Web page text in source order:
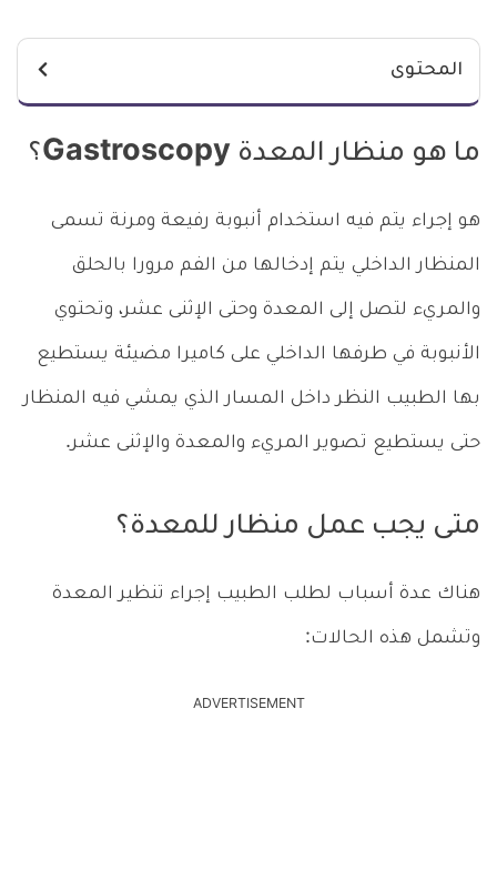
المحتوى
ما هو منظار المعدة Gastroscopy؟
هو إجراء يتم فيه استخدام أنبوبة رفيعة ومرنة تسمى
المنظار الداخلي يتم إدخالها من الفم مرورا بالحلق
والمريء لتصل إلى المعدة وحتى الإثنى عشر، وتحتوي
الأنبوبة في طرفها الداخلي على كاميرا مضيئة يستطيع
بها الطبيب النظر داخل المسار الذي يمشي فيه المنظار
حتى يستطيع تصوير المريء والمعدة والإثنى عشر.
متى يجب عمل منظار للمعدة؟
هناك عدة أسباب لطلب الطبيب إجراء تنظير المعدة
وتشمل هذه الحالات:
ADVERTISEMENT